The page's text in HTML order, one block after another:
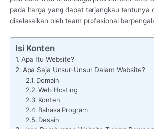
pada harga yang dapat terjangkau tentunya
diselesaikan oleh team profesional
Isi Konten
Apa Itu Website?
Apa Saja Unsur-Unsur Dalam Website?
Domain
Web Hosting
Konten
Bahasa Program
Desain